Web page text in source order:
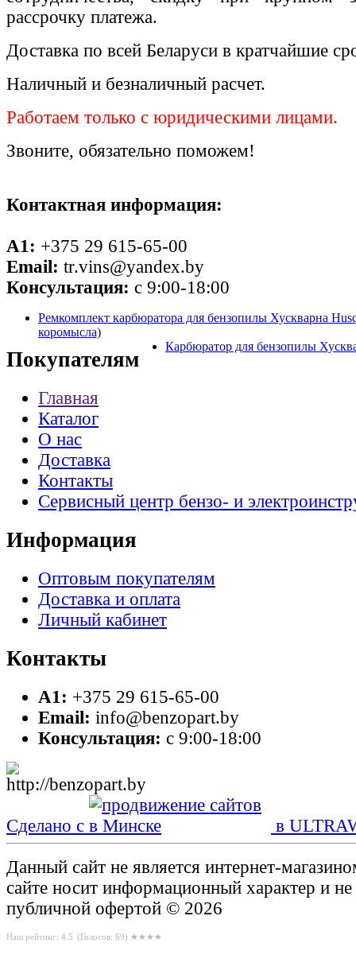
рассрочку платежа.
Доставка по всей Беларуси в кратчайшие
Наличный и безналичный расчет.
Работаем только с юридическими лицами.
Звоните, обязательно поможем!
Контактная информация:
A1: +375 29 615-65-00
Email: tr.vins@yandex.by
Консультация: с 9:00-18:00
Ремкомплект карбюратора для бензопилы Хускварна
коромысла)
Карбюратор для бензопилы
Покупателям
Главная
Каталог
О нас
Доставка
Контакты
Сервисный центр бензо- и
Информация
Оптовым покупателям
Доставка и оплата
Личный кабинет
Контакты
A1: +375 29 615-65-00
Email: info@benzopart.by
Консультация: с 9:00-18:00
Сделано с в
Данный сайт не является интернет-
сайте носит информационный характер и не
публичной офертой © 2026
Наш рейтинг: 4.5 (Голосов: 69) ★★★★